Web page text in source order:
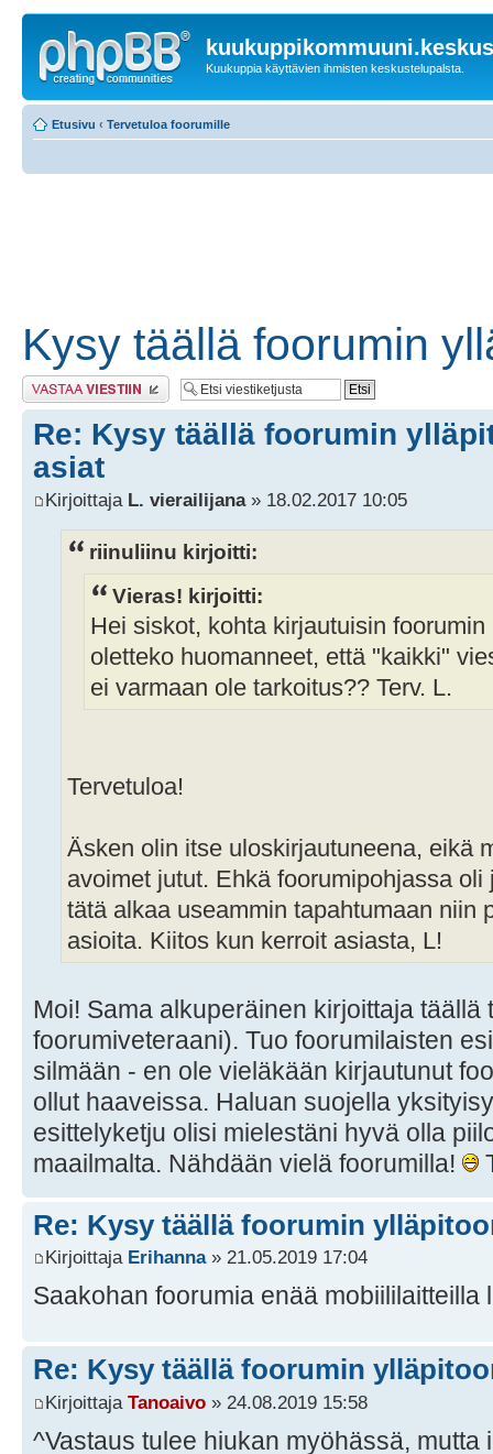
Kuukuppia käyttävien ihmisten keskustelupalsta.
Etusivu ‹ Tervetuloa foorumille
Kysy täällä foorumin
Lähetä vastaus
Re: Kysy täällä foorumin
asiat
Kirjoittaja L. vierailijana» 18.02.2017 10:05
riinuliinu kirjoitti:
Vieras! kirjoitti:
Hei siskot, kohta kirjautuisin
oletteko huomanneet, että "kaikki"
ei varmaan ole tarkoitus?? Terv. L.
Tervetuloa!
Äsken olin itse uloskirjautuneena, eikä
avoimet jutut. Ehkä foorumipohjassa
tätä alkaa useammin tapahtumaan niin
asioita. Kiitos kun kerroit asiasta, L!
Moi! Sama alkuperäinen kirjoittaja täällä
foorumiveteraani). Tuo foorumilaisten
silmään - en ole vieläkään kirjautunut
ollut haaveissa. Haluan suojella
esittelyketju olisi mielestäni hyvä olla
maailmalta. Nähdään vielä foorumilla!
Re: Kysy täällä foorumin
Kirjoittaja Erihanna» 21.05.2019 17:04
Saakohan foorumia enää mobiililaitteilla
Re: Kysy täällä foorumin
Kirjoittaja Tanoaivo » 24.08.2019 15:58
^Vastaus tulee hiukan myöhässä,